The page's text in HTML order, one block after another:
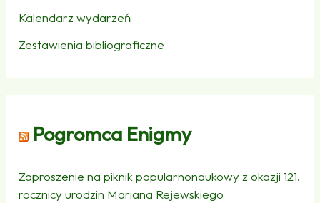
Kalendarz wydarzeń
Zestawienia bibliograficzne
Pogromca Enigmy
Zaproszenie na piknik popularnonaukowy z okazji 121.
rocznicy urodzin Mariana Rejewskiego